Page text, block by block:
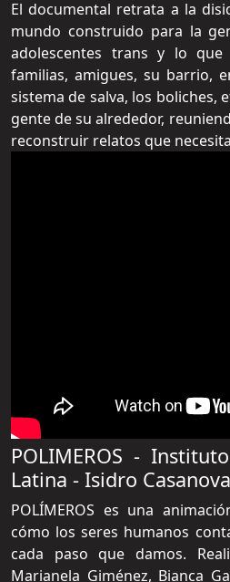
El documental retrata a la
mundo construido para la
adolescentes trans y lo que
familias, amigues, su barrio,
sistema de salva, los boliches,
gente de su alrededor,
reconstruir relatos que
POLIMEROS -
Latina - Isidro
POLÍMEROS es una
cómo los seres humanos
cada paso que damos.
Marianela Giménez, Bianca